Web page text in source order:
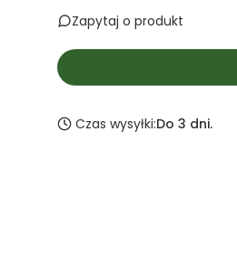
Zapytaj o produkt
Czas wysyłki:Do 3 dni.